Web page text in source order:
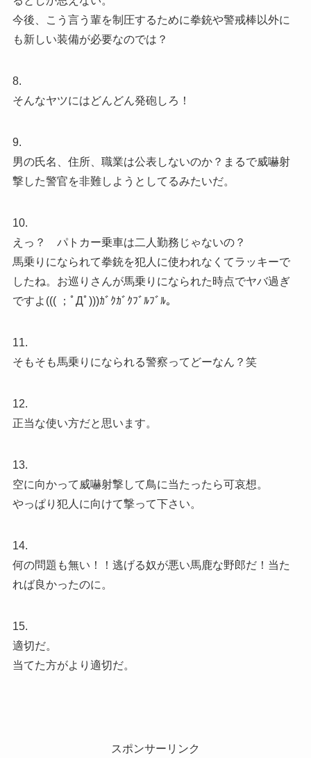
今後、こう言う輩を制圧するために拳銃や警戒棒以外に
も新しい装備が必要なのでは？
8.
そんなヤツにはどんどん発砲しろ！
9.
男の氏名、住所、職業は公表しないのか？まるで威嚇射
撃した警官を非難しようとしてるみたいだ。
10.
えっ？ パトカー乗車は二人勤務じゃないの？
馬乗りになられて拳銃を犯人に使われなくてラッキーで
したね。お巡りさんが馬乗りになられた時点でヤバ過ぎ
ですよ((( ；ﾟДﾟ)))ｶﾞｸｶﾞｸﾌﾞﾙﾌﾞﾙ。
11.
そもそも馬乗りになられる警察ってどーなん？笑
12.
正当な使い方だと思います。
13.
空に向かって威嚇射撃して鳥に当たったら可哀想。
やっぱり犯人に向けて撃って下さい。
14.
何の問題も無い！！逃げる奴が悪い馬鹿な野郎だ！当た
れば良かったのに。
15.
適切だ。
当てた方がより適切だ。
スポンサーリンク